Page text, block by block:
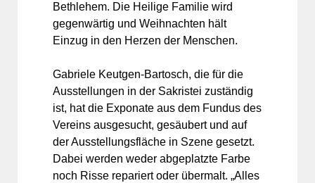
Bethlehem. Die Heilige Familie wird
gegenwärtig und Weihnachten hält
Einzug in den Herzen der Menschen.
Gabriele Keutgen-Bartosch, die für die
Ausstellungen in der Sakristei zuständig
ist, hat die Exponate aus dem Fundus des
Vereins ausgesucht, gesäubert und auf
der Ausstellungsfläche in Szene gesetzt.
Dabei werden weder abgeplatzte Farbe
noch Risse repariert oder übermalt. „Alles